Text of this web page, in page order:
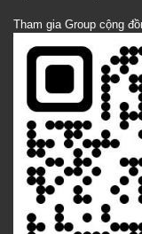
Tham gia Group cộng